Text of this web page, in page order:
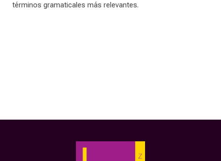
términos gramaticales más relevantes.